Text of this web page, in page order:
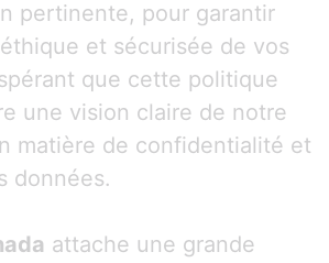
pertinente, pour garantir
et sécurisée de vos
que cette politique
une vision claire de notre
matière de confidentialité et
données.
attache une grande